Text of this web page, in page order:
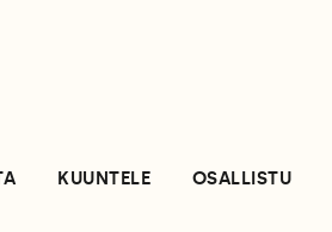
KUUNTELE OSALLISTU